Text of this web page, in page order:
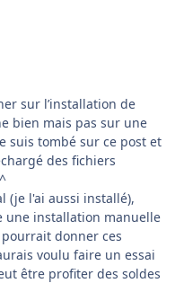
sur l’installation de
bien mais pas sur une
suis tombé sur ce post et
des fichiers
(je l'ai aussi installé),
une installation manuelle
donner ces
voulu faire un essai
être profiter des soldes